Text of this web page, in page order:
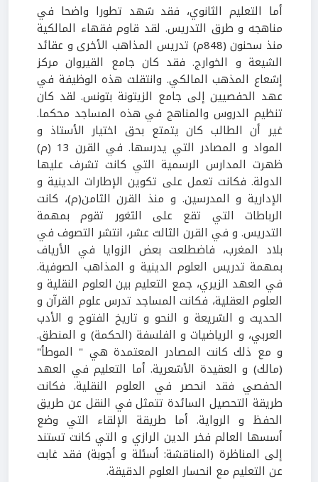
أما التعليم الثانوي، فقد شهد تطورا واضحا في
مناهجه و طرق التدريس. لقد قاوم فقهاء المالكية
منذ سحنون (848م) تدريس المذاهب الأخرى و عقائد
الشيعة و الخوارج. فقد كان جامع القيروان مركز
إشعاع المذهب المالكي. وانتقلت هذه الوظيفة في
عهد الحفصيين إلى جامع الزيتونة بتونس. لقد كان
تنظيم الدروس والمناهج في هذه المساجد محكما.
غير أن الطالب كان يتمتع بحق اختيار الأستاذ و
المواد و المصادر التي يدرسها. في القرن 13 (م)
ظهرت المدارس الرسمية التي كانت تشرف عليها
الدولة. فكانت تعمل على تكوين الإطارات الدينية و
الإدارية و المدرسين. و منذ القرن الثامن(م)، كانت
الرباطات التي تقع على الثغور تقوم بمهمة
التدريس. و في القرن الثالث عشر، انتشر التصوف في
بلاد المغرب، فاضطلعت بعض الزوايا في الأرياف
بمهمة تدريس العلوم الدينية و المذاهب الصوفية.
في العهد الزيري، جمع التعليم بين العلوم النقلية و
العلوم العقلية، فكانت المساجد تدرس علوم القرآن و
الحديث و الشريعة و النحو و تاريخ الفتوح و الأدب
العربي، و الرياضيات و الفلسفة (الحكمة) و المنطق.
و مع ذلك كانت المصادر المعتمدة هي " الموطأ"
(مالك) و العقيدة الأشعرية. أما التعليم في العهد
الحفصي فقد انحصر في العلوم النقلية. فكانت
طريقة التحصيل السائدة تتمثل في النقل عن طريق
الحفظ و الرواية. أما طريقة الإلقاء التي وضع
أسسها العالم فخر الدين الرازي و التي كانت تستند
إلى المناظرة (المناقشة: أسئلة و أجوبة) فقد غابت
عن التعليم مع انحسار العلوم الدقيقة.